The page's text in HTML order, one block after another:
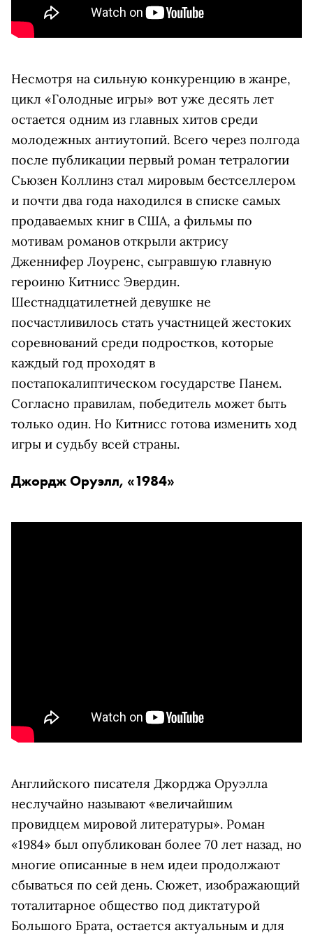
Несмотря на сильную конкуренцию в жанре,
цикл «Голодные игры» вот уже десять лет
остается одним из главных хитов среди
молодежных антиутопий. Всего через полгода
после публикации первый роман тетралогии
Сьюзен Коллинз стал мировым бестселлером
и почти два года находился в списке самых
продаваемых книг в США, а фильмы по
мотивам романов открыли актрису
Дженнифер Лоуренс, сыгравшую главную
героиню Китнисс Эвердин.
Шестнадцатилетней девушке не
посчастливилось стать участницей жестоких
соревнований среди подростков, которые
каждый год проходят в
постапокалиптическом государстве Панем.
Согласно правилам, победитель может быть
только один. Но Китнисс готова изменить ход
игры и судьбу всей страны.
Джордж Оруэлл, «1984»
Английского писателя Джорджа Оруэлла
неслучайно называют «величайшим
провидцем мировой литературы». Роман
«1984» был опубликован более 70 лет назад, но
многие описанные в нем идеи продолжают
сбываться по сей день. Сюжет, изображающий
тоталитарное общество под диктатурой
Большого Брата, остается актуальным и для